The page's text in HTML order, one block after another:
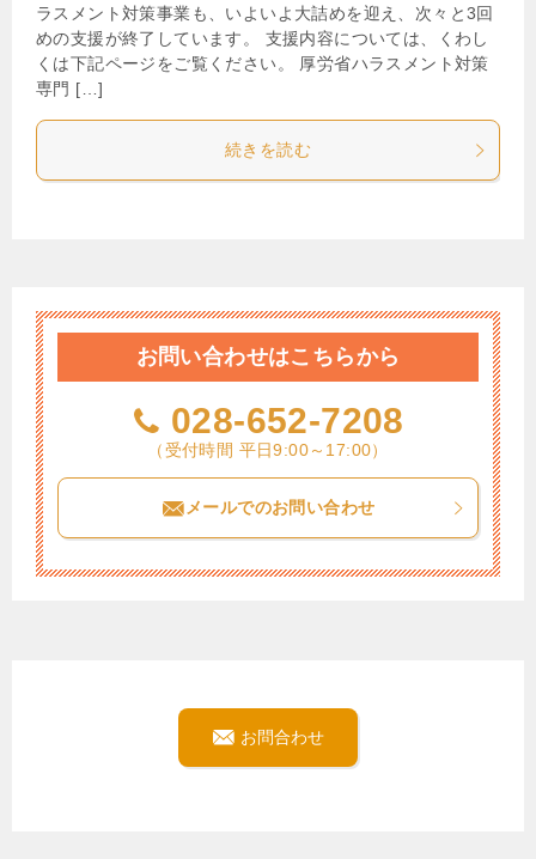
ラスメント対策事業も、いよいよ大詰めを迎え、次々と3回
めの支援が終了しています。 支援内容については、くわし
くは下記ページをご覧ください。 厚労省ハラスメント対策
専門 […]
続きを読む
お問い合わせはこちらから
028-652-7208
（受付時間 平日9:00～17:00）
メールでのお問い合わせ
お問合わせ